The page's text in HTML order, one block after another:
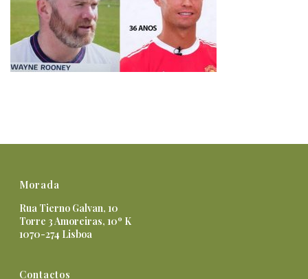
Morada
Rua Tierno Galvan, 10
Torre 3 Amoreiras, 10º K
1070-274 Lisboa
Contactos